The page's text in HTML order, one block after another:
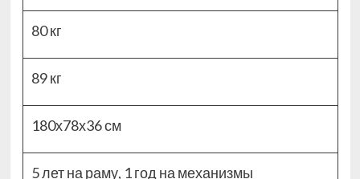
80 кг
89 кг
180х78х36 см
5 лет на раму, 1 год на механизмы